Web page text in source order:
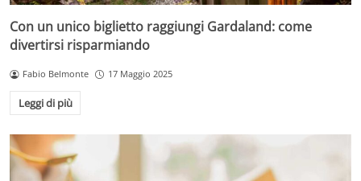
Con un unico biglietto raggiungi Gardaland: come
divertirsi risparmiando
Fabio Belmonte 17 Maggio 2025
Leggi di più